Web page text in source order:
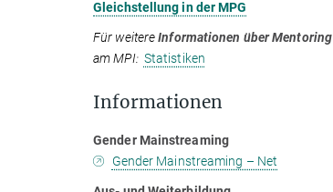
Gleichstellung in der MPG
Für weitereInformationen über Mentoring
am MPI: Statistiken
Informationen
Gender Mainstreaming
Gender Mainstreaming – Net